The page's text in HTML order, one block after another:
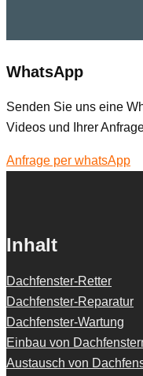
WhatsApp
Senden Sie uns eine
Videos und Ihrer
Anfrage per whatsApp
Inhalt
Dachfenster-Retter
Dachfenster-Reparatur
Dachfenster-Wartung
Einbau von
Austausch von